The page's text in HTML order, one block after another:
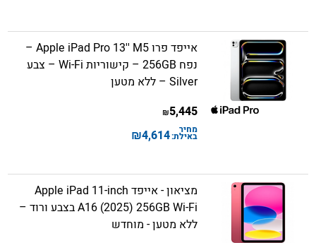
אייפד פרו Apple iPad Pro 13'' M5 –
נפח 256GB – קישוריות Wi-Fi – צבע
Silver – ללא מטען
5,445
₪
מחיר
באילת:4,614
₪
מציאון - אייפד Apple iPad 11-inch
A16 (2025) 256GB Wi-Fi בצבע ורוד –
ללא מטען - מוחדש